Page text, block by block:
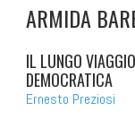
ARMIDA
IL LUNGO
DEMOCRATICA
Ernesto Preziosi